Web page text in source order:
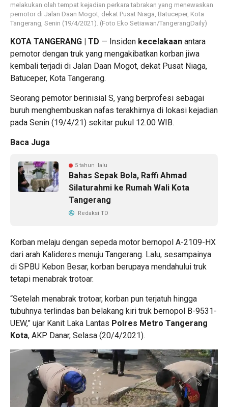
melakukan olah tempat kejadian perkara tabrakan yang menewaskan
pemotor di Jalan Daan Mogot, dekat Pusat Niaga, Batuceper, Kota
Tangerang, Senin (19/4/2021). (Foto Eko Setiawan/TangerangDaily)
KOTA TANGERANG | TD — Insiden kecelakaan antara
pemotor dengan truk yang mengakibatkan korban jiwa
kembali terjadi di Jalan Daan Mogot, dekat Pusat Niaga,
Batuceper, Kota Tangerang.
Seorang pemotor berinisial S, yang berprofesi sebagai
buruh menghembuskan nafas terakhirnya di lokasi kejadian
pada Senin (19/4/21) sekitar pukul 12.00 WIB.
Baca Juga
5 tahun lalu
Bahas Sepak Bola, Raffi Ahmad
Silaturahmi ke Rumah Wali Kota
Tangerang
Redaksi TD
Korban melaju dengan sepeda motor bernopol A-2109-HX
dari arah Kalideres menuju Tangerang. Lalu, sesampainya
di SPBU Kebon Besar, korban berupaya mendahului truk
tetapi menabrak trotoar.
“Setelah menabrak trotoar, korban pun terjatuh hingga
tubuhnya terlindas ban belakang kiri truk bernopol B-9531-
UEW,” ujar Kanit Laka Lantas Polres Metro Tangerang
Kota, AKP Danar, Selasa (20/4/2021).